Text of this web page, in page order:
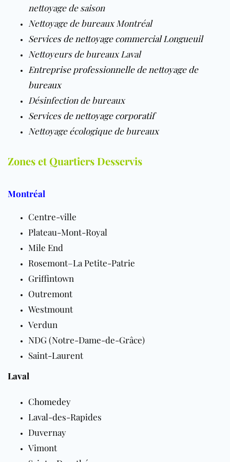
nettoyage de saison
Nettoyage de bureaux Montréal
Services de nettoyage commercial Longueuil
Nettoyeurs de bureaux Laval
Entreprise professionnelle de nettoyage de
bureaux
Désinfection de bureaux
Services de nettoyage corporatif
Nettoyage écologique de bureaux
Zones et Quartiers Desservis
Montréal
Centre-ville
Plateau-Mont-Royal
Mile End
Rosemont–La Petite-Patrie
Griffintown
Outremont
Westmount
Verdun
NDG (Notre-Dame-de-Grâce)
Saint-Laurent
Laval
Chomedey
Laval-des-Rapides
Duvernay
Vimont